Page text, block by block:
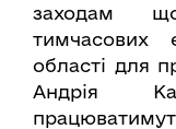
заходам
тимчасових
області для
Андрія